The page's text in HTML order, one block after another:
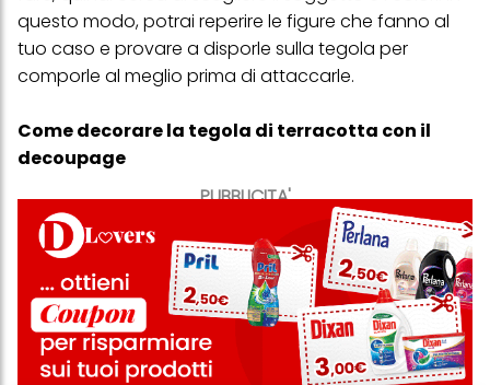
PUBBLICITA'
questo modo, potrai reperire le figure che fanno al
tuo caso e provare a disporle sulla tegola per
comporle al meglio prima di attaccarle.
Come decorare la tegola di terracotta con il
decoupage